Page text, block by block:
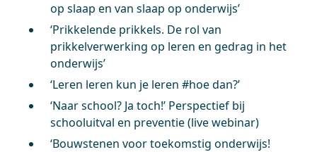
op slaap en van slaap op onderwijs’
‘Prikkelende prikkels. De rol van
prikkelverwerking op leren en gedrag in het
onderwijs’
‘Leren leren kun je leren #hoe dan?’
‘Naar school? Ja toch!’ Perspectief bij
schooluitval en preventie (live webinar)
‘Bouwstenen voor toekomstig onderwijs!